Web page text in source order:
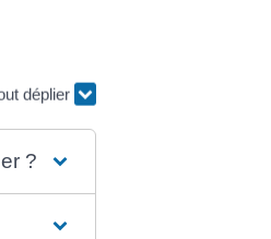
déplier
?